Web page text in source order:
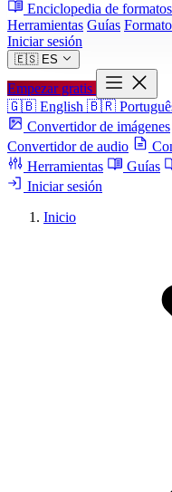
Enciclopedia de formatos
Herramientas Guías
Iniciar sesión
🇪🇸 ES
Empezar gratis
🇬🇧 English 🇧🇷
Convertidor de imágenes
Convertidor de audio
Herramientas
Guías
Iniciar sesión
Inicio